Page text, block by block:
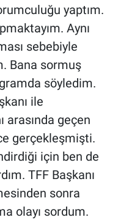
yaptım.
Aynı
sebebiyle
Bana sormuş
söyledim.
ile
arasında geçen
gerçekleşmişti.
için ben de
TFF Başkanı
sonra
olayı sordum.